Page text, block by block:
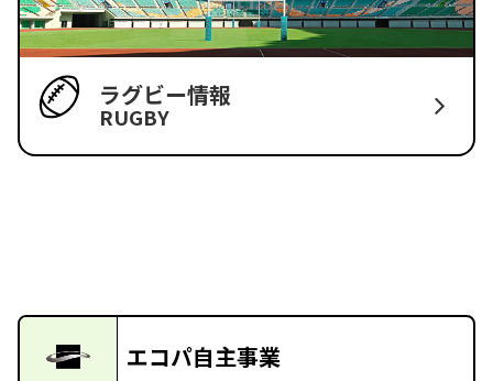
ラグビー情報
RUGBY
エコパ自主事業